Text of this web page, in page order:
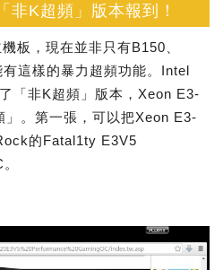
K超頻」版本報到！
板，現在並非只有B150、
這樣的暴力超頻功能。Intel
「非K超頻」版本，Xeon E3-
」。第一張，可以把Xeon E3-
的Fatal1ty E3V5